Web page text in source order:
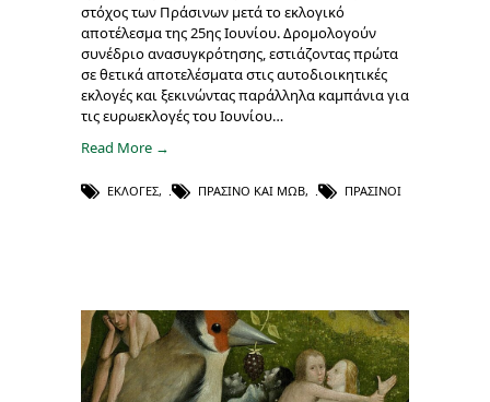
στόχος των Πράσινων μετά το εκλογικό
αποτέλεσμα της 25ης Ιουνίου. Δρομολογούν
συνέδριο ανασυγκρότησης, εστιάζοντας πρώτα
σε θετικά αποτελέσματα στις αυτοδιοικητικές
εκλογές και ξεκινώντας παράλληλα καμπάνια για
τις ευρωεκλογές του Ιουνίου…
Read More →
ΕΚΛΟΓΈΣ, ΠΡΑΣΙΝΟ ΚΑΙ ΜΩΒ, ΠΡΆΣΙΝΟΙ